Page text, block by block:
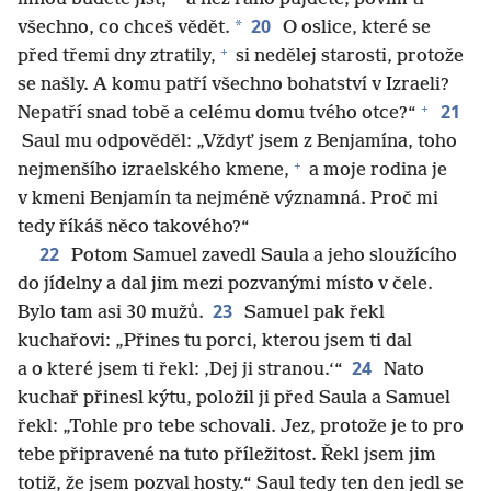
všechno, co chceš vědět. * 20 O oslice, které se
před třemi dny ztratily, + si nedělej starosti, protože
se našly. A komu patří všechno bohatství v Izraeli?
Nepatří snad tobě a celému domu tvého otce?“ + 21
Saul mu odpověděl: „Vždyť jsem z Benjamína, toho
nejmenšího izraelského kmene, + a moje rodina je
v kmeni Benjamín ta nejméně významná. Proč mi
tedy říkáš něco takového?“
22 Potom Samuel zavedl Saula a jeho sloužícího
do jídelny a dal jim mezi pozvanými místo v čele.
Bylo tam asi 30 mužů. 23 Samuel pak řekl
kuchařovi: „Přines tu porci, kterou jsem ti dal
a o které jsem ti řekl: ‚Dej ji stranou.‘“ 24 Nato
kuchař přinesl kýtu, položil ji před Saula a Samuel
řekl: „Tohle pro tebe schovali. Jez, protože je to pro
tebe připravené na tuto příležitost. Řekl jsem jim
totiž, že jsem pozval hosty.“ Saul tedy ten den jedl se